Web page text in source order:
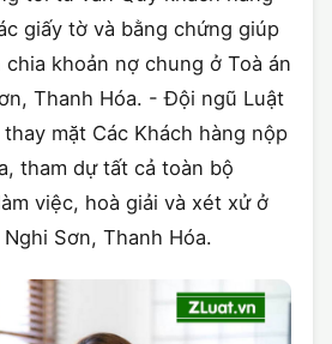
giấy tờ và bằng chứng giúp
khoản nợ chung ở Toà án
Thanh Hóa. - Đội ngũ Luật
mặt Các Khách hàng nộp
tham dự tất cả toàn bộ
việc, hoà giải và xét xử ở
Sơn, Thanh Hóa.